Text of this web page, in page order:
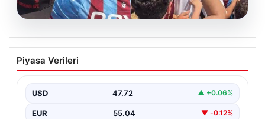
Mohamed Salah’ı karşılamaya gelen
Galatasaraylı taraftarı pişman ettiler!
Piyasa Verileri
USD 47.72 ▲ +0.06%
EUR 55.04 ▼ -0.12%